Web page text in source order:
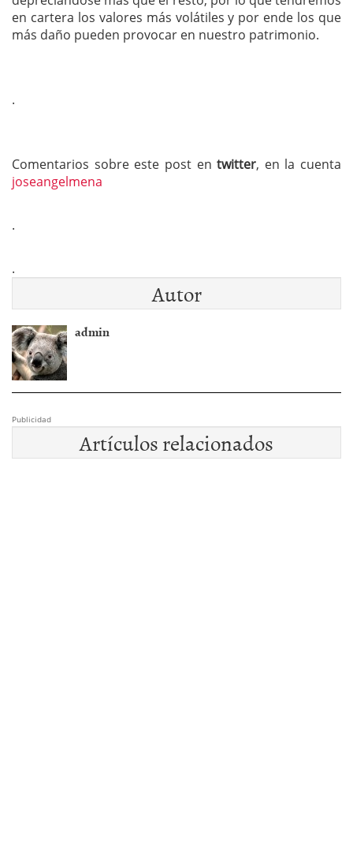
en cartera los valores más volátiles y por ende los que
más daño pueden provocar en nuestro patrimonio.
.
Comentarios sobre este post entwitter, en la cuenta
joseangelmena
.
.
Autor
admin
Publicidad
Artículos relacionados